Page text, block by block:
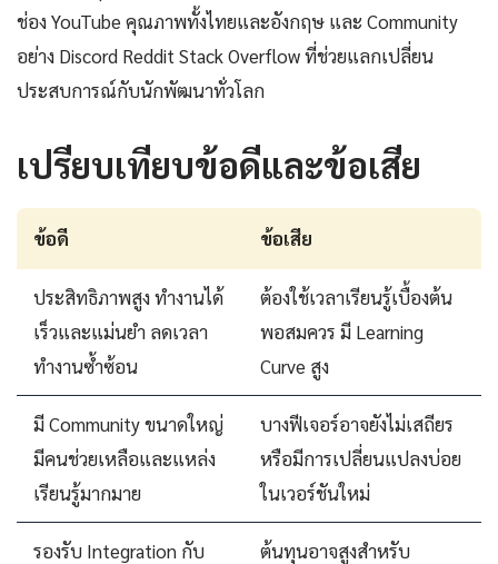
ช่อง YouTube คุณภาพทั้งไทยและอังกฤษ และ Community
อย่าง Discord Reddit Stack Overflow ที่ช่วยแลกเปลี่ยน
ประสบการณ์กับนักพัฒนาทั่วโลก
เปรียบเทียบข้อดีและข้อเสีย
ข้อดี ข้อเสีย
ประสิทธิภาพสูง ทำงานได้
เร็วและแม่นยำ ลดเวลา
ทำงานซ้ำซ้อน
ต้องใช้เวลาเรียนรู้เบื้องต้น
พอสมควร มี Learning
Curve สูง
มี Community ขนาดใหญ่
มีคนช่วยเหลือและแหล่ง
เรียนรู้มากมาย
บางฟีเจอร์อาจยังไม่เสถียร
หรือมีการเปลี่ยนแปลงบ่อย
ในเวอร์ชันใหม่
รองรับ Integration กับ
ต้นทุนอาจสูงสำหรับ